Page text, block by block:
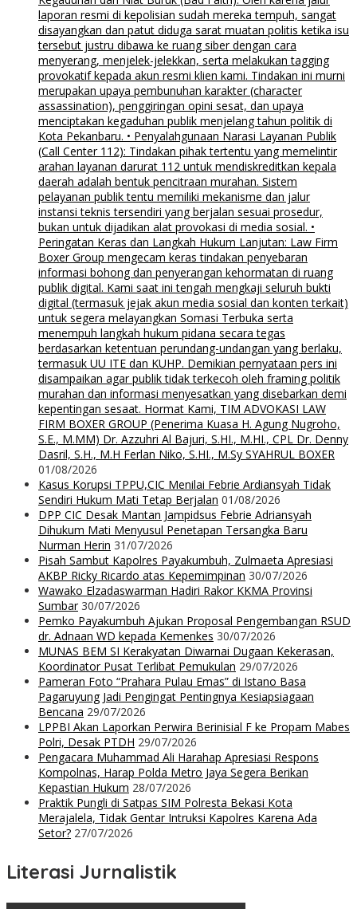
laporan resmi di kepolisian sudah mereka tempuh, sangat
disayangkan dan patut diduga sarat muatan politis ketika isu
tersebut justru dibawa ke ruang siber dengan cara
menyerang, menjelek-jelekkan, serta melakukan tagging
provokatif kepada akun resmi klien kami. Tindakan ini murni
merupakan upaya pembunuhan karakter (character
assassination), penggiringan opini sesat, dan upaya
menciptakan kegaduhan publik menjelang tahun politik di
Kota Pekanbaru. • Penyalahgunaan Narasi Layanan Publik
(Call Center 112): Tindakan pihak tertentu yang memelintir
arahan layanan darurat 112 untuk mendiskreditkan kepala
daerah adalah bentuk pencitraan murahan. Sistem
pelayanan publik tentu memiliki mekanisme dan jalur
instansi teknis tersendiri yang berjalan sesuai prosedur,
bukan untuk dijadikan alat provokasi di media sosial. •
Peringatan Keras dan Langkah Hukum Lanjutan: Law Firm
Boxer Group mengecam keras tindakan penyebaran
informasi bohong dan penyerangan kehormatan di ruang
publik digital. Kami saat ini tengah mengkaji seluruh bukti
digital (termasuk jejak akun media sosial dan konten terkait)
untuk segera melayangkan Somasi Terbuka serta
menempuh langkah hukum pidana secara tegas
berdasarkan ketentuan perundang-undangan yang berlaku,
termasuk UU ITE dan KUHP. Demikian pernyataan pers ini
disampaikan agar publik tidak terkecoh oleh framing politik
murahan dan informasi menyesatkan yang disebarkan demi
kepentingan sesaat. Hormat Kami, TIM ADVOKASI LAW
FIRM BOXER GROUP (Penerima Kuasa H. Agung Nugroho,
S.E., M.MM) Dr. Azzuhri Al Bajuri, S.HI., M.HI., CPL Dr. Denny
Dasril, S.H., M.H Ferlan Niko, S.HI., M.Sy SYAHRUL BOXER
01/08/2026
Kasus Korupsi TPPU,CIC Menilai Febrie Ardiansyah Tidak
Sendiri Hukum Mati Tetap Berjalan 01/08/2026
DPP CIC Desak Mantan Jampidsus Febrie Adriansyah
Dihukum Mati Menyusul Penetapan Tersangka Baru
Nurman Herin 31/07/2026
Pisah Sambut Kapolres Payakumbuh, Zulmaeta Apresiasi
AKBP Ricky Ricardo atas Kepemimpinan 30/07/2026
Wawako Elzadaswarman Hadiri Rakor KKMA Provinsi
Sumbar 30/07/2026
Pemko Payakumbuh Ajukan Proposal Pengembangan RSUD
dr. Adnaan WD kepada Kemenkes 30/07/2026
MUNAS BEM SI Kerakyatan Diwarnai Dugaan Kekerasan,
Koordinator Pusat Terlibat Pemukulan 29/07/2026
Pameran Foto “Prahara Pulau Emas” di Istano Basa
Pagaruyung Jadi Pengingat Pentingnya Kesiapsiagaan
Bencana 29/07/2026
LPPBI Akan Laporkan Perwira Berinisial F ke Propam Mabes
Polri, Desak PTDH 29/07/2026
Pengacara Muhammad Ali Harahap Apresiasi Respons
Kompolnas, Harap Polda Metro Jaya Segera Berikan
Kepastian Hukum 28/07/2026
Praktik Pungli di Satpas SIM Polresta Bekasi Kota
Merajalela, Tidak Gentar Intruksi Kapolres Karena Ada
Setor? 27/07/2026
Literasi Jurnalistik